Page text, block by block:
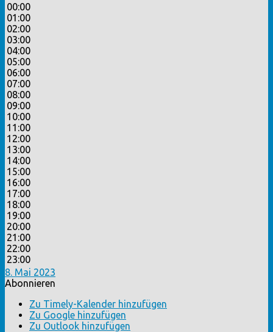
00:00
01:00
02:00
03:00
04:00
05:00
06:00
07:00
08:00
09:00
10:00
11:00
12:00
13:00
14:00
15:00
16:00
17:00
18:00
19:00
20:00
21:00
22:00
23:00
8. Mai 2023
Abonnieren
Zu Timely-Kalender hinzufügen
Zu Google hinzufügen
Zu Outlook hinzufügen